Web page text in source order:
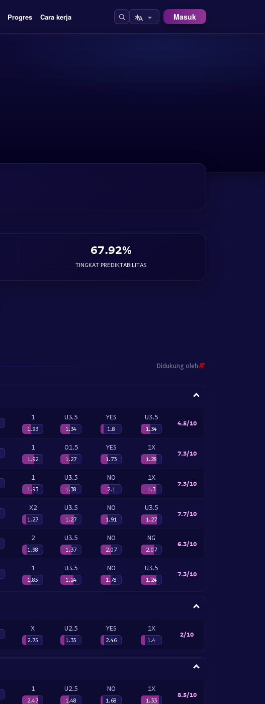
Progres Cara kerja Masuk
67.92%
TINGKAT PREDIKTABILITAS
Didukung oleh
1
1.93
U3.5
1.34
YES
1.8
U3.5
1.34
4.5/10
1
1.92
O1.5
1.27
YES
1.73
1X
1.28
7.3/10
1
1.93
U3.5
1.38
NO
2.1
1X
1.3
7.3/10
X2
1.27
U3.5
1.27
NO
1.91
U3.5
1.27
7.7/10
2
1.98
U3.5
1.37
NO
2.07
NG
2.07
6.3/10
1
1.85
U3.5
1.24
NO
1.78
U3.5
1.24
7.3/10
X
2.75
U2.5
1.35
YES
2.46
1X
1.4
2/10
1
2.47
U2.5
1.48
NO
1.68
1X
1.33
8.5/10